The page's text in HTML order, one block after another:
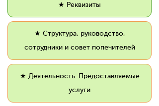
★ Реквизиты
★ Структура, руководство,
сотрудники и совет попечителей
★ Деятельность. Предоставляемые
услуги